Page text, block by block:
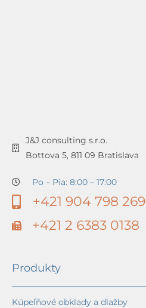
J&J consulting s.r.o.
Bottova 5, 811 09 Bratislava
Po – Pia: 8:00 – 17:00
+421 904 798 269
+421 2 6383 0138
Produkty
Kúpeľňové obklady a dlažby